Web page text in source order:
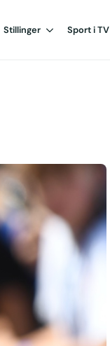
Stillinger Sport i TV